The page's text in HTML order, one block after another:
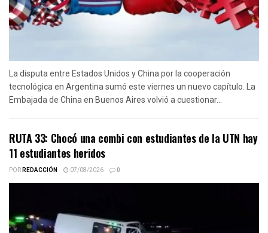
La disputa entre Estados Unidos y China por la cooperación
tecnológica en Argentina sumó este viernes un nuevo capítulo. La
Embajada de China en Buenos Aires volvió a cuestionar...
RUTA 33: Chocó una combi con estudiantes de la UTN hay
11 estudiantes heridos
PORREDACCIÓN 07/08/2026 0